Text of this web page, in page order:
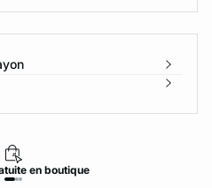
en boutique